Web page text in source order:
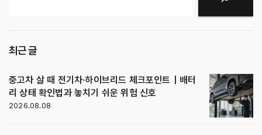
최근 글
중고차 살 때 전기차·하이브리드 체크포인트｜배터
리 상태 확인법과 놓치기 쉬운 위험 신호
2026.08.08